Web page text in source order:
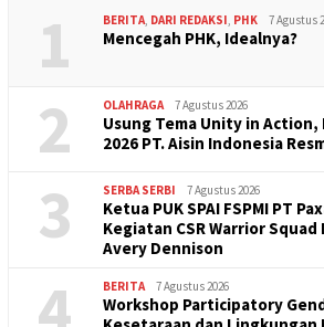
1 BERITA DARI REDAKSI PHK 7 Agustus
Mencegah PHK, Idealnya?
2 OLAHRAGA 7 Agustus 2026
Usung Tema Unity in Action,
2026 PT. Aisin Indonesia
3 SERBA SERBI 7 Agustus 2026
Ketua PUK SPAI FSPMI PT
Kegiatan CSR Warrior
Avery Dennison
4 BERITA 7 Agustus 2026
Workshop Participatory